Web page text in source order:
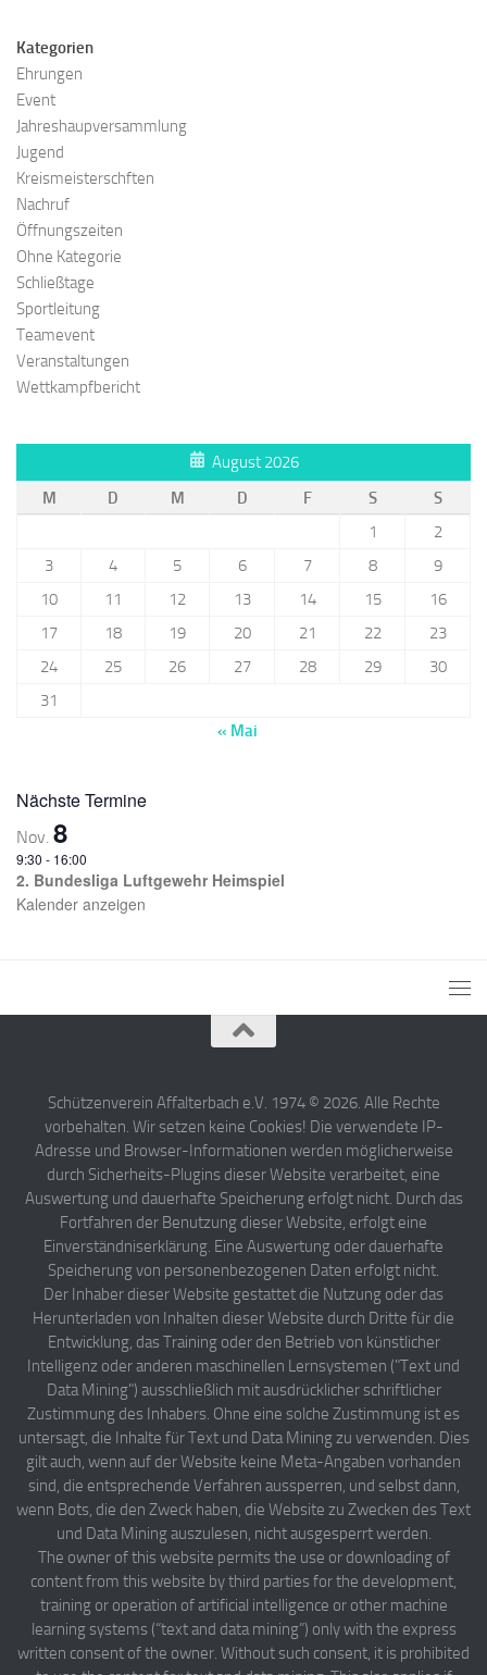
Kategorien
Ehrungen
Event
Jahreshaupversammlung
Jugend
Kreismeisterschften
Nachruf
Öffnungszeiten
Ohne Kategorie
Schließtage
Sportleitung
Teamevent
Veranstaltungen
Wettkampfbericht
August 2026
M
D M D F S
S
1
2
3
4 5 6 7 8
9
10
11 12 13 14 15
16
17
18 19 20 21 22
23
24
25 26 27 28 29
30
31
« Mai
Nächste Termine
Nov. 8
9:30 - 16:00
2. Bundesliga Luftgewehr Heimspiel
Kalender anzeigen
Schützenverein Affalterbach e.V. 1974 © 2026. Alle Rechte
vorbehalten. Wir setzen keine Cookies! Die verwendete IP-
Adresse und Browser-Informationen werden möglicherweise
durch Sicherheits-Plugins dieser Website verarbeitet, eine
Auswertung und dauerhafte Speicherung erfolgt nicht. Durch das
Fortfahren der Benutzung dieser Website, erfolgt eine
Einverständniserklärung. Eine Auswertung oder dauerhafte
Speicherung von personenbezogenen Daten erfolgt nicht.
Der Inhaber dieser Website gestattet die Nutzung oder das
Herunterladen von Inhalten dieser Website durch Dritte für die
Entwicklung, das Training oder den Betrieb von künstlicher
Intelligenz oder anderen maschinellen Lernsystemen ("Text und
Data Mining") ausschließlich mit ausdrücklicher schriftlicher
Zustimmung des Inhabers. Ohne eine solche Zustimmung ist es
untersagt, die Inhalte für Text und Data Mining zu verwenden. Dies
gilt auch, wenn auf der Website keine Meta-Angaben vorhanden
sind, die entsprechende Verfahren aussperren, und selbst dann,
wenn Bots, die den Zweck haben, die Website zu Zwecken des Text
und Data Mining auszulesen, nicht ausgesperrt werden.
The owner of this website permits the use or downloading of
content from this website by third parties for the development,
training or operation of artificial intelligence or other machine
learning systems (“text and data mining”) only with the express
written consent of the owner. Without such consent, it is prohibited